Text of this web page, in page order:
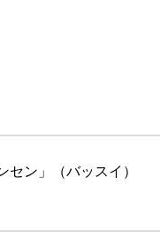
ン」（バッスイ）